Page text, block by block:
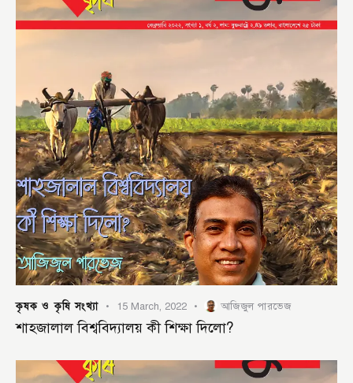
কৃষক ও কৃষি সংখ্যা 15 March, 2022 আজিজুল পারভেজ
শাহজালাল বিশ্ববিদ্যালয় কী শিক্ষা দিলো?